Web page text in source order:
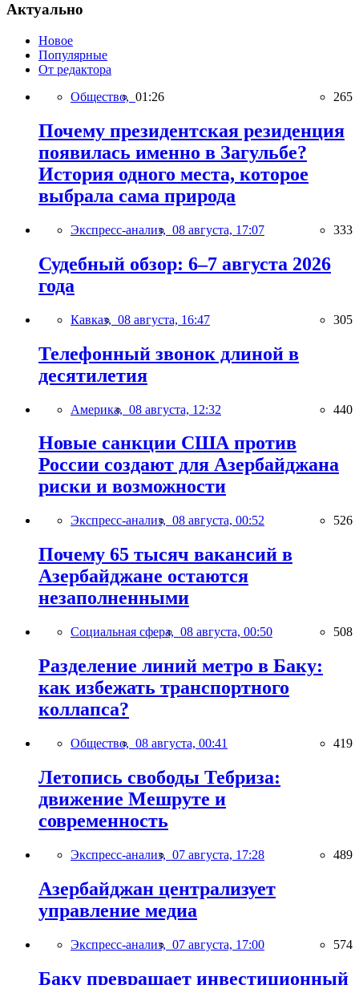
Актуально
Новое
Популярные
От редактора
Общество, 01:26 265
Почему президентская резиденция
появилась именно в Загульбе?
История одного места, которое
выбрала сама природа
Экспресс-анализ, 08 августа, 17:07 333
Судебный обзор: 6–7 августа 2026
года
Кавказ, 08 августа, 16:47 305
Телефонный звонок длиной в
десятилетия
Америка, 08 августа, 12:32 440
Новые санкции США против
России создают для Азербайджана
риски и возможности
Экспресс-анализ, 08 августа, 00:52 526
Почему 65 тысяч вакансий в
Азербайджане остаются
незаполненными
Социальная сфера, 08 августа, 00:50 508
Разделение линий метро в Баку:
как избежать транспортного
коллапса?
Общество, 08 августа, 00:41 419
Летопись свободы Тебриза:
движение Мешруте и
современность
Экспресс-анализ, 07 августа, 17:28 489
Азербайджан централизует
управление медиа
Экспресс-анализ, 07 августа, 17:00 574
Баку превращает инвестиционный